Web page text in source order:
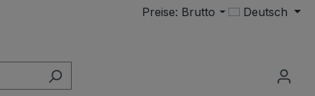
Preise: Brutto Deutsch